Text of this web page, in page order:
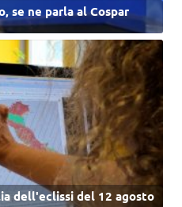
se ne parla al Cospar
dell'eclissi del 12 agosto